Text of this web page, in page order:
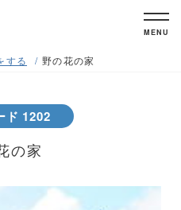
MENU
する 野の花の家
ド 1202
の家